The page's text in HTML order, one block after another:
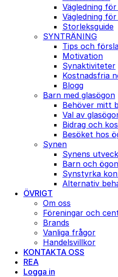
Vägledning
Vägledning
Storleksguide
SYNTRÄNING
Tips och
Motivation
Synaktiviteter
Kostnadsfria
Blogg
Barn med glasögon
Behöver mitt
Val av
Bidrag och
Besöket hos
Synen
Synens
Barn och
Synstyrka
Alternativ
ÖVRIGT
Om oss
Föreningar och
Brands
Vanliga frågor
Handelsvillkor
KONTAKTA OSS
REA
Logga in